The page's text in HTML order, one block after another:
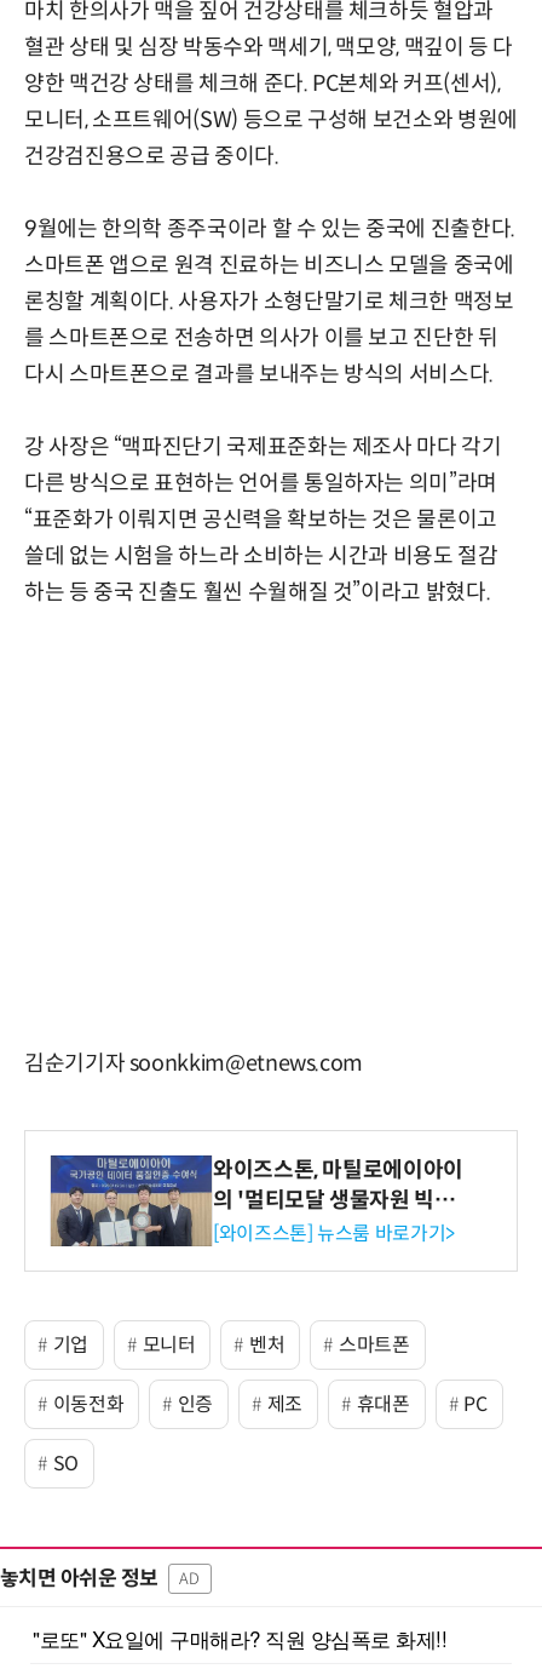
마치 한의사가 맥을 짚어 건강상태를 체크하듯 혈압과
혈관 상태 및 심장 박동수와 맥세기, 맥모양, 맥깊이 등 다
양한 맥건강 상태를 체크해 준다. PC본체와 커프(센서),
모니터, 소프트웨어(SW) 등으로 구성해 보건소와 병원에
건강검진용으로 공급 중이다.
9월에는 한의학 종주국이라 할 수 있는 중국에 진출한다.
스마트폰 앱으로 원격 진료하는 비즈니스 모델을 중국에
론칭할 계획이다. 사용자가 소형단말기로 체크한 맥정보
를 스마트폰으로 전송하면 의사가 이를 보고 진단한 뒤
다시 스마트폰으로 결과를 보내주는 방식의 서비스다.
강 사장은 “맥파진단기 국제표준화는 제조사 마다 각기
다른 방식으로 표현하는 언어를 통일하자는 의미”라며
“표준화가 이뤄지면 공신력을 확보하는 것은 물론이고
쓸데 없는 시험을 하느라 소비하는 시간과 비용도 절감
하는 등 중국 진출도 훨씬 수월해질 것”이라고 밝혔다.
김순기기자 soonkkim@etnews.com
와이즈스톤, 마틸로에이아이
의 '멀티모달 생물자원 빅데
이터'에 DQ인증 최고 등급
[와이즈스톤] 뉴스룸 바로가기>
기업 모니터 벤처 스마트폰
이동전화 인증 제조 휴대폰 PC
SO
놓치면 아쉬운 정보 AD